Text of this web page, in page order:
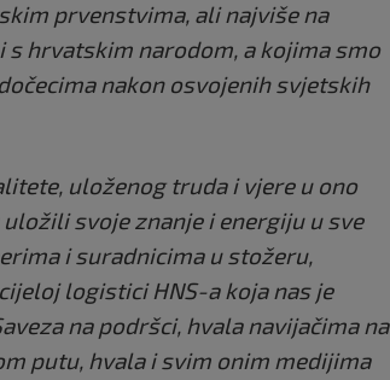
prvenstvima, ali najviše na
hrvatskim narodom, a kojima smo
nakon osvojenih svjetskih
uloženog truda i vjere u ono
svoje znanje i energiju u sve
i suradnicima u stožeru,
logistici HNS-a koja nas je
na podršci, hvala navijačima na
putu, hvala i svim onim medijima